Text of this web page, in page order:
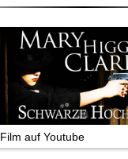
Die Autoren
TV & Kino
Die Stars:
Wer hat wo gedreht?
Mediathek
Film auf Youtube